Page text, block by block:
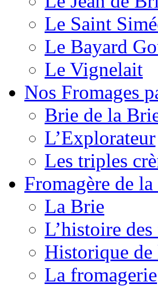
Le Saint
Le Bayard
Le Vignelait
Nos Fromages
Brie de la
L’Explorateur
Les triples
Fromagère de
La Brie
L’histoire
Historique de
La fromagerie